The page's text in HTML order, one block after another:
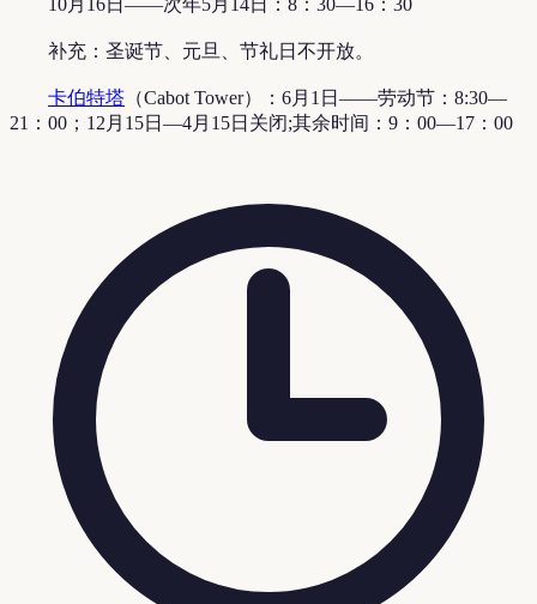
10月16日——次年5月14日：8：30—16：30
补充：圣诞节、元旦、节礼日不开放。
卡伯特塔 （Cabot Tower）：6月1日——劳动节：8:30—
21：00；12月15日—4月15日关闭;其余时间：9：00—17：00